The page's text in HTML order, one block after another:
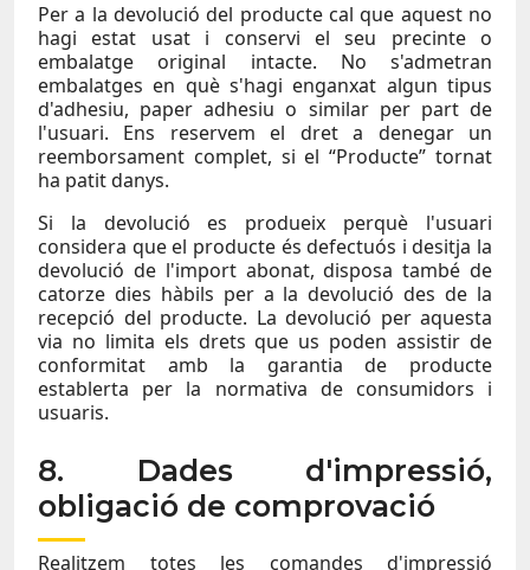
Per a la devolució del producte cal que aquest no
hagi estat usat i conservi el seu precinte o
embalatge original intacte. No s'admetran
embalatges en què s'hagi enganxat algun tipus
d'adhesiu, paper adhesiu o similar per part de
l'usuari. Ens reservem el dret a denegar un
reemborsament complet, si el “Producte” tornat
ha patit danys.
Si la devolució es produeix perquè l'usuari
considera que el producte és defectuós i desitja la
devolució de l'import abonat, disposa també de
catorze dies hàbils per a la devolució des de la
recepció del producte. La devolució per aquesta
via no limita els drets que us poden assistir de
conformitat amb la garantia de producte
establerta per la normativa de consumidors i
usuaris.
8. Dades d'impressió,
obligació de comprovació
Realitzem totes les comandes d'impressió